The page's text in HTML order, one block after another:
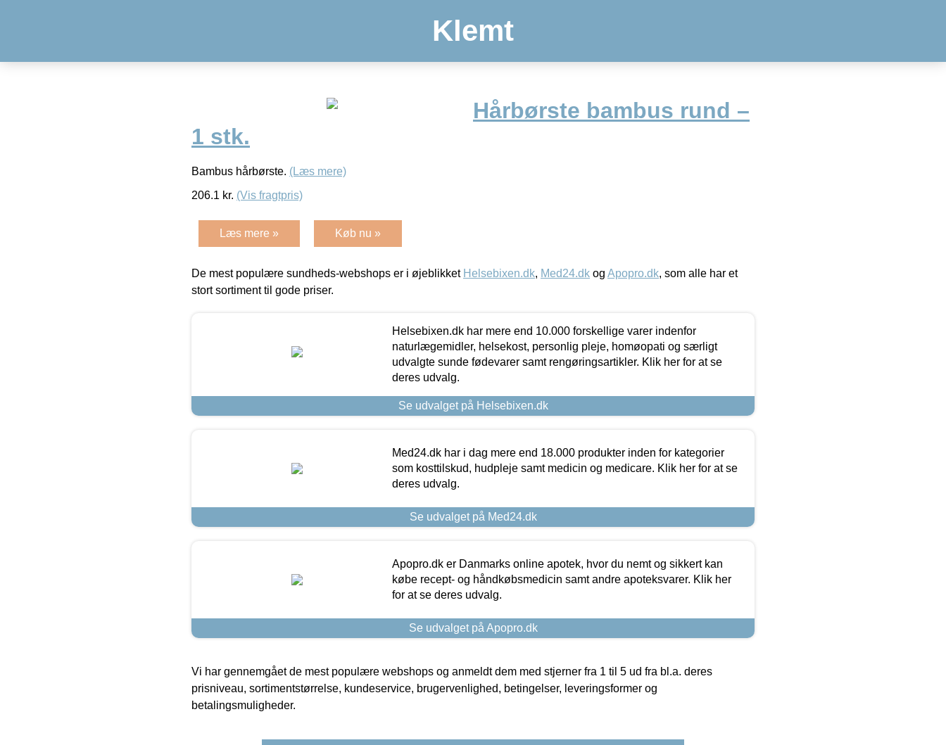
Klemt
Hårbørste bambus rund –
1 stk.
Bambus hårbørste. (Læs mere)
206.1 kr. (Vis fragtpris)
Læs mere » Køb nu »
De mest populære sundheds-webshops er i øjeblikket Helsebixen.dk, Med24.dk og Apopro.dk, som alle har et
stort sortiment til gode priser.
Helsebixen.dk har mere end 10.000 forskellige varer indenfor
naturlægemidler, helsekost, personlig pleje, homøopati og særligt
udvalgte sunde fødevarer samt rengøringsartikler. Klik her for at se
deres udvalg.
Se udvalget på Helsebixen.dk
Med24.dk har i dag mere end 18.000 produkter inden for kategorier
som kosttilskud, hudpleje samt medicin og medicare. Klik her for at se
deres udvalg.
Se udvalget på Med24.dk
Apopro.dk er Danmarks online apotek, hvor du nemt og sikkert kan
købe recept- og håndkøbsmedicin samt andre apoteksvarer. Klik her
for at se deres udvalg.
Se udvalget på Apopro.dk
Vi har gennemgået de mest populære webshops og anmeldt dem med stjerner fra 1 til 5 ud fra bl.a. deres
prisniveau, sortimentstørrelse, kundeservice, brugervenlighed, betingelser, leveringsformer og
betalingsmuligheder.